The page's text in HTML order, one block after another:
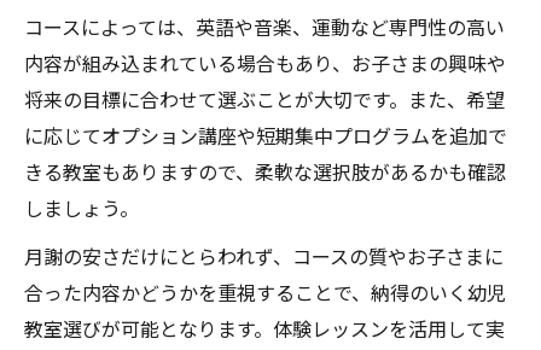
コースによっては、英語や音楽、運動など専門性の高い
内容が組み込まれている場合もあり、お子さまの興味や
将来の目標に合わせて選ぶことが大切です。また、希望
に応じてオプション講座や短期集中プログラムを追加で
きる教室もありますので、柔軟な選択肢があるかも確認
しましょう。
月謝の安さだけにとらわれず、コースの質やお子さまに
合った内容かどうかを重視することで、納得のいく幼児
教室選びが可能となります。体験レッスンを活用して実